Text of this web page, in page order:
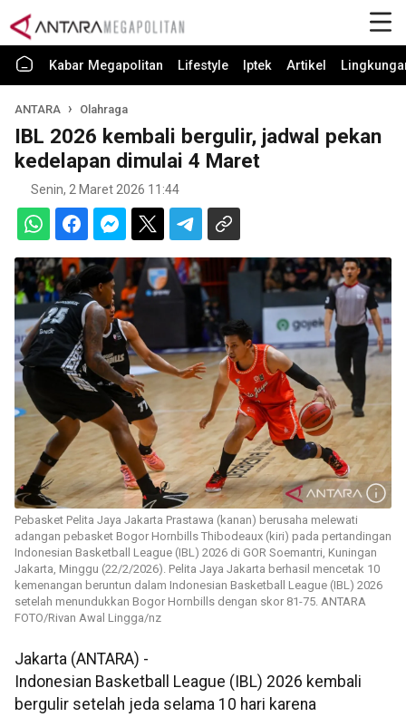
Kabar Megapolitan Lifestyle Iptek Artikel
ANTARA Olahraga
IBL 2026 kembali bergulir, jadwal pekan
kedelapan dimulai 4 Maret
Senin, 2 Maret 2026 11:44
Pebasket Pelita Jaya Jakarta Prastawa (kanan) berusaha melewati
adangan pebasket Bogor Hornbills Thibodeaux (kiri) pada pertandingan
Indonesian Basketball League (IBL) 2026 di GOR Soemantri, Kuningan
Jakarta, Minggu (22/2/2026). Pelita Jaya Jakarta berhasil mencetak 10
kemenangan beruntun dalam Indonesian Basketball League (IBL) 2026
setelah menundukkan Bogor Hornbills dengan skor 81-75. ANTARA
FOTO/Rivan Awal Lingga/nz
Jakarta (ANTARA) -
Indonesian Basketball League (IBL) 2026 kembali
bergulir setelah jeda selama 10 hari karena